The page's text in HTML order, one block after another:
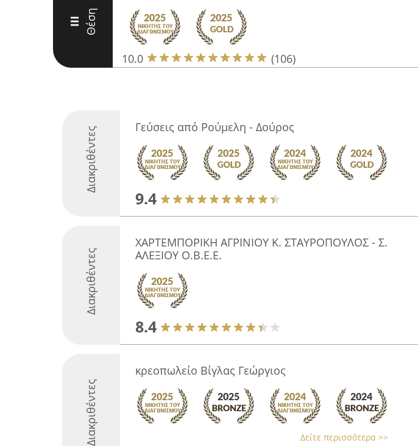
III Θέση
10.0 (106)
Διακριθέντες Γεύσεις από Ρούμελη - Δούρος
9.4
Διακριθέντες
ΧΑΡΤΕΜΠΟΡΙΚΗ ΑΓΡΙΝΙΟΥ Κ. ΣΤΑΥΡΟΠΟΥΛΟΣ - Σ.
ΑΛΕΞΙΟΥ Ο.Β.Ε.Ε.
8.4
Διακριθέντες
κρεοπωλείο Βίγλας Γεώργιος
Δείτε περισσότερα >>